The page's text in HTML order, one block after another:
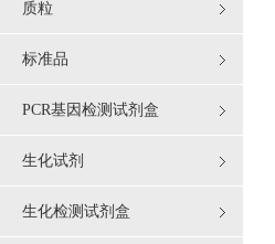
质粒
标准品
PCR基因检测试剂盒
生化试剂
生化检测试剂盒